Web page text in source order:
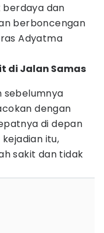
berdaya dan
berboncengan
Adyatma
di Jalan Samas
sebelumnya
dengan
di depan
itu,
sakit dan tidak